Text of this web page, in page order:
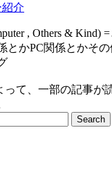
介
, Others & Kind)
とかPC関係とかそ
って、一部の記事が